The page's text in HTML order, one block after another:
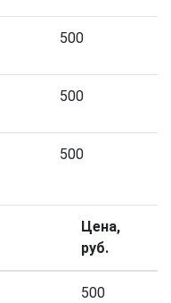
500
500
500
Цена,
руб.
500